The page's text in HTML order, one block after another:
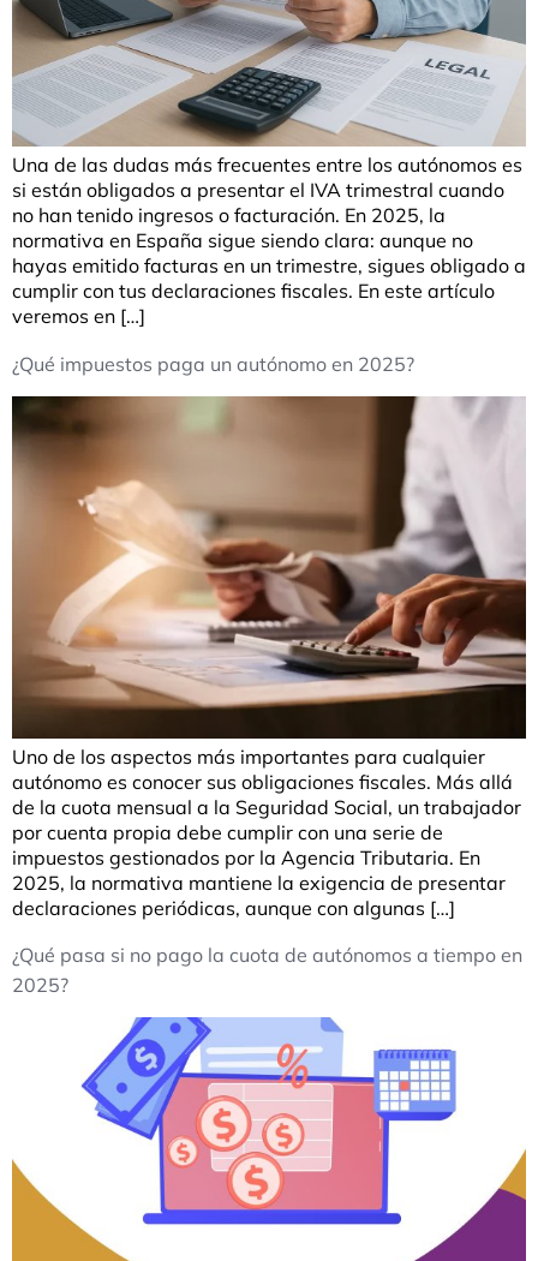
Una de las dudas más frecuentes entre los autónomos es
si están obligados a presentar el IVA trimestral cuando
no han tenido ingresos o facturación. En 2025, la
normativa en España sigue siendo clara: aunque no
hayas emitido facturas en un trimestre, sigues obligado a
cumplir con tus declaraciones fiscales. En este artículo
veremos en […]
¿Qué impuestos paga un autónomo en 2025?
Uno de los aspectos más importantes para cualquier
autónomo es conocer sus obligaciones fiscales. Más allá
de la cuota mensual a la Seguridad Social, un trabajador
por cuenta propia debe cumplir con una serie de
impuestos gestionados por la Agencia Tributaria. En
2025, la normativa mantiene la exigencia de presentar
declaraciones periódicas, aunque con algunas […]
¿Qué pasa si no pago la cuota de autónomos a tiempo en
2025?